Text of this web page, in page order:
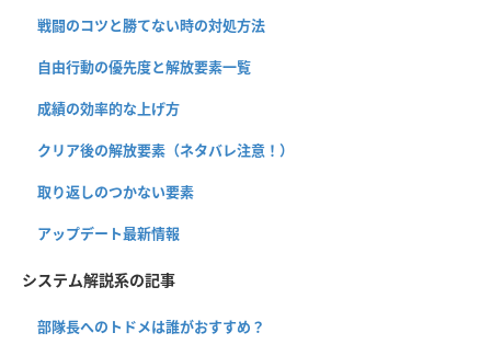
戦闘のコツと勝てない時の対処方法
自由行動の優先度と解放要素一覧
成績の効率的な上げ方
クリア後の解放要素（ネタバレ注意！）
取り返しのつかない要素
アップデート最新情報
システム解説系の記事
部隊長へのトドメは誰がおすすめ？